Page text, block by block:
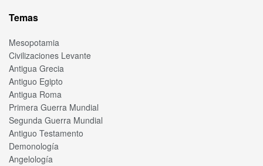
Temas
Mesopotamia
Civilizaciones Levante
Antigua Grecia
Antiguo Egipto
Antigua Roma
Primera Guerra Mundial
Segunda Guerra Mundial
Antiguo Testamento
Demonología
Angelología